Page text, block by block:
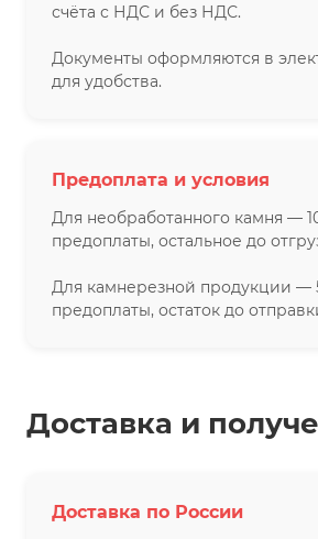
счёта с НДС и без НДС.
Документы оформляются в
для удобства.
Предоплата и условия
Для необработанного камня —
предоплаты, остальное до
Для камнерезной продукции —
предоплаты, остаток до
Доставка и
Доставка по России